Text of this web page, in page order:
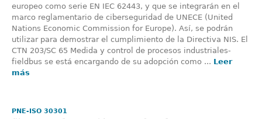
europeo como serie EN IEC 62443, y que se integrarán en el
marco reglamentario de ciberseguridad de UNECE (United
Nations Economic Commission for Europe). Así, se podrán
utilizar para demostrar el cumplimiento de la Directiva NIS. El
CTN 203/SC 65 Medida y control de procesos industriales-
fieldbus se está encargando de su adopción como ... Leer
más
PNE-ISO 30301